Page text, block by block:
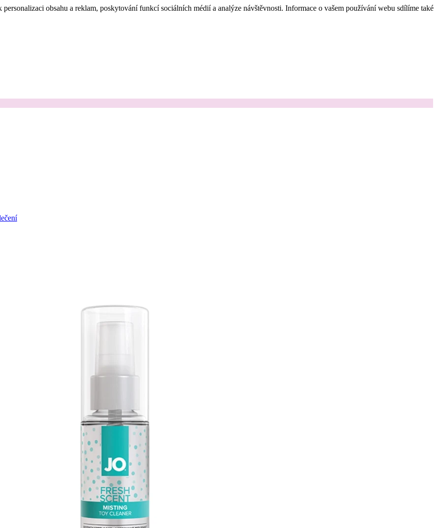
personalizaci obsahu a reklam, poskytování funkcí sociálních médií a analýze návštěvnosti. Informace o vašem používání webu sdílíme také